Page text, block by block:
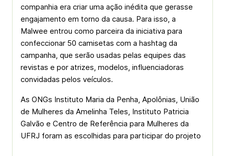
companhia era criar uma ação inédita que gerasse
engajamento em torno da causa. Para isso, a
Malwee entrou como parceira da iniciativa para
confeccionar 50 camisetas com a hashtag da
campanha, que serão usadas pelas equipes das
revistas e por atrizes, modelos, influenciadoras
convidadas pelos veículos.
As ONGs Instituto Maria da Penha, Apolônias, União
de Mulheres da Amelinha Teles, Instituto Patricia
Galvão e Centro de Referência para Mulheres da
UFRJ foram as escolhidas para participar do projeto